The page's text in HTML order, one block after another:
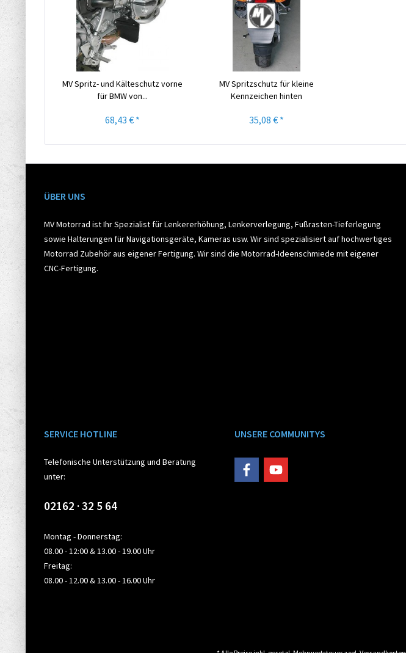
MV Spritz- und Kälteschutz vorne
für BMW von...
68,43 € *
MV Spritzschutz für kleine
Kennzeichen hinten
35,08 € *
ÜBER UNS
MV Motorrad ist Ihr Spezialist für Lenkererhöhung, Lenkerverlegung, Fußrasten-Tieferlegung
sowie Halterungen für Navigationsgeräte, Kameras usw. Wir sind spezialisiert auf hochwertiges
Motorrad Zubehör aus eigener Fertigung. Wir sind die Motorrad-Ideenschmiede mit eigener
CNC-Fertigung.
SERVICE HOTLINE
Telefonische Unterstützung und Beratung
unter:
02162 · 32 5 64
Montag - Donnerstag:
08.00 - 12:00 & 13.00 - 19.00 Uhr
Freitag:
08.00 - 12.00 & 13.00 - 16.00 Uhr
UNSERE COMMUNITYS